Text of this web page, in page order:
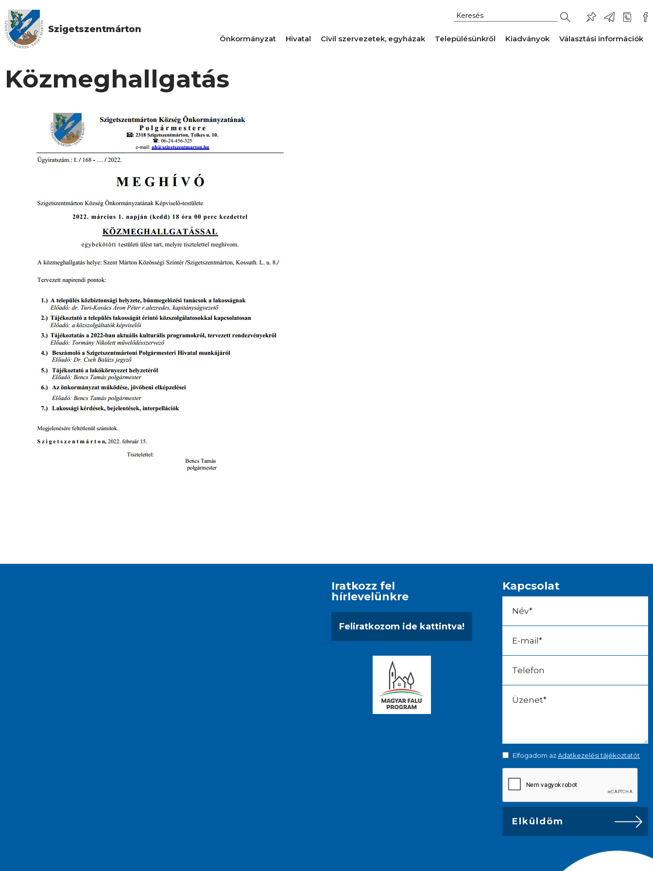
Szigetszentmárton
Önkormányzat Hivatal Civil szervezetek, egyházak Településünkről Kiadványok Választási információk
Közmeghallgatás
Iratkozz fel
hírlevelünkre
Feliratkozom ide kattintva!
Kapcsolat
Elfogadom azAdatkezelési tájékoztatót